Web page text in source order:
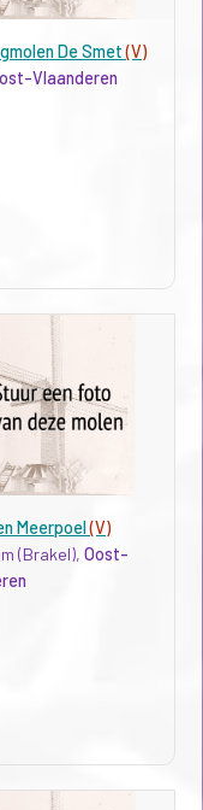
De Smet(V)
Vlaanderen
Meerpoel(V)
(Brakel),Oost-